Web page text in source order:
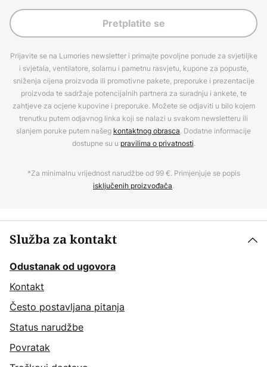
Pretplatite se
Prijavite se na Lumories newsletter i primajte povoljne ponude za svjetiljke
i svjetala, ventilatore, solarnu i pametnu rasvjetu, kupone za popuste,
sniženja cijena proizvoda ili promotivne pakete, preporuke i prezentacije
proizvoda te sadržaje potencijalnih partnera za suradnju i ankete, te
zahtjeve za ocjene kupovine i preporuke. Možete se odjaviti u bilo kojem
trenutku putem odjavnog linka koji se nalazi u svakom newsletteru ili
slanjem poruke putem našeg kontaktnog obrasca. Dodatne informacije
dostupne su u pravilima o privatnosti.
*Za minimalnu vrijednost narudžbe od 99 €. Primjenjuje se popis
isključenih proizvođača.
Služba za kontakt
Odustanak od ugovora
Kontakt
Često postavljana pitanja
Status narudžbe
Povratak